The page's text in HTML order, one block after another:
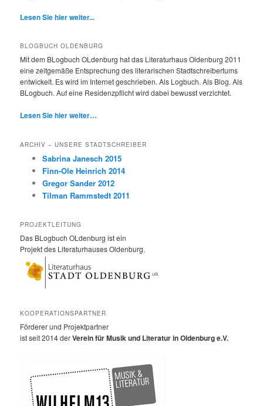
Lesen Sie hier weiter...
BLOGBUCH OLDENBURG
Mit dem BLogbuch OLdenburg hat das Literaturhaus Oldenburg 2011
eine zeitgemäße Entsprechung des literarischen Stadtschreibertums
entwickelt. Es wird im Internet geschrieben. Als Logbuch. Als Blog. Als
BLogbuch. Auf eine Residenzpflicht wird dabei bewusst verzichtet.
Lesen Sie hier weiter…
ARCHIV – UNSERE STADTSCHREIBER
Sabrina Janesch 2015
Finn-Ole Heinrich 2014
Gregor Sander 2012
Tilman Rammstedt 2011
PROJEKTLEITUNG
Das BLogbuch OLdenburg ist ein
Projekt des Literaturhauses Oldenburg.
KOOPERATIONSPARTNER
Förderer und Projektpartner
ist seit 2014 derVerein für Musik und Literatur in Oldenburg e.V.